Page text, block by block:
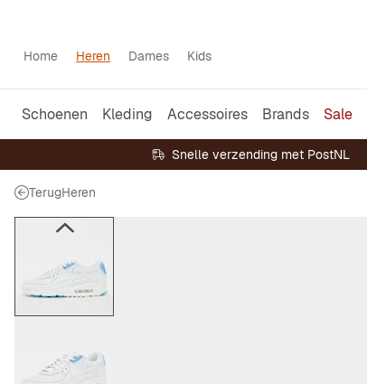
Home Heren Dames Kids
Schoenen Kleding Accessoires Brands Sale
Snelle verzending met PostNL
TerugHeren